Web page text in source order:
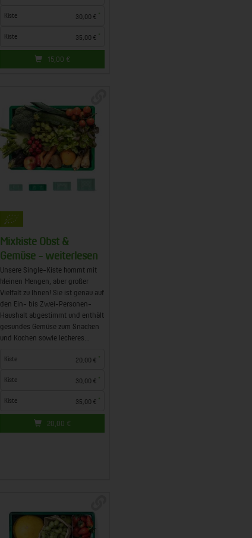
Kiste 30,00 € *
Kiste 35,00 € *
15,00 €
Mixkiste Obst &
Gemüse - weiterlesen
Unsere Single-Kiste kommt mit
kleinen Mengen, aber großer
Vielfalt zu Ihnen! Sie ist genau auf
den Ein- bis Zwei-Personen-
Haushalt abgestimmt und enthält
gesundes Gemüse zum Snacken
und Kochen sowie leckeres...
Kiste 20,00 € *
Kiste 30,00 € *
Kiste 35,00 € *
20,00 €